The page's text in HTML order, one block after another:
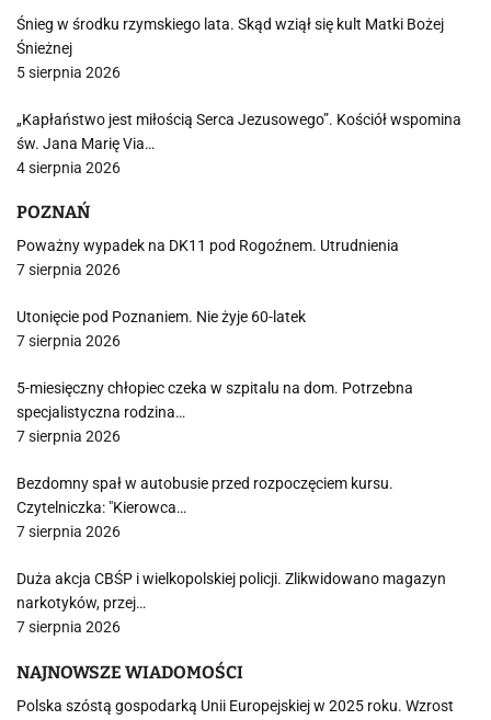
Śnieg w środku rzymskiego lata. Skąd wziął się kult Matki Bożej
Śnieżnej
5 sierpnia 2026
„Kapłaństwo jest miłością Serca Jezusowego”. Kościół wspomina
św. Jana Marię Via…
4 sierpnia 2026
POZNAŃ
Poważny wypadek na DK11 pod Rogoźnem. Utrudnienia
7 sierpnia 2026
Utonięcie pod Poznaniem. Nie żyje 60-latek
7 sierpnia 2026
5-miesięczny chłopiec czeka w szpitalu na dom. Potrzebna
specjalistyczna rodzina…
7 sierpnia 2026
Bezdomny spał w autobusie przed rozpoczęciem kursu.
Czytelniczka: "Kierowca…
7 sierpnia 2026
Duża akcja CBŚP i wielkopolskiej policji. Zlikwidowano magazyn
narkotyków, przej…
7 sierpnia 2026
NAJNOWSZE WIADOMOŚCI
Polska szóstą gospodarką Unii Europejskiej w 2025 roku. Wzrost